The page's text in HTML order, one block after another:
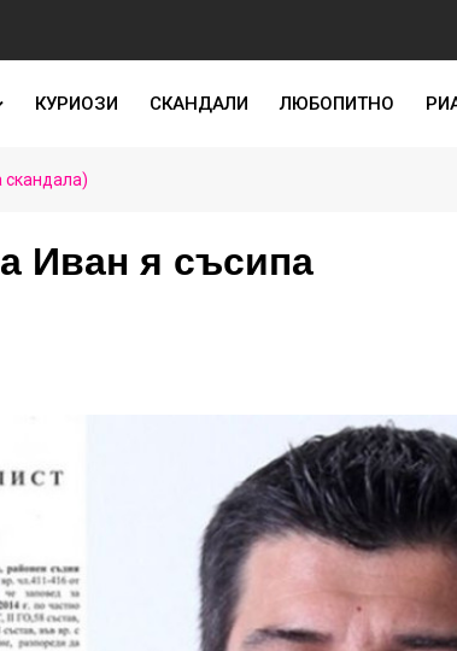
КУРИОЗИ СКАНДАЛИ ЛЮБОПИТНО
скандала)
Иван я съсипа